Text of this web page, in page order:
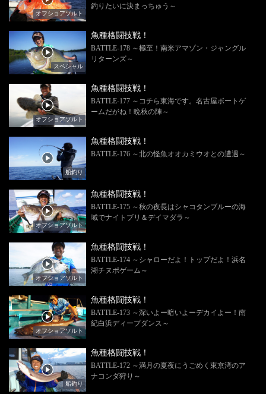
オフショアソルト
釣りたいに決まっちゅう～
スペシャル
魚種格闘技戦！
BATTLE-178 ～極至！南米アマゾン・ジャングル
リターンズ～
オフショアソルト
魚種格闘技戦！
BATTLE-177 ～コチら東海です。名古屋ボートゲ
ームだがね！晩秋の陣～
船釣り
魚種格闘技戦！
BATTLE-176 ～北の怪魚オオカミウオとの遭遇～
オフショアソルト
魚種格闘技戦！
BATTLE-175 ～秋の夜長はシャコタンブルーの海
域でナイトブリ＆デイマダラ～
オフショアソルト
魚種格闘技戦！
BATTLE-174 ～シャローだよ！トップだよ！浜名
湖チヌポゲーム～
オフショアソルト
魚種格闘技戦！
BATTLE-173 ～深いよー暗いよーデカイよー！南
紀白浜ディープダンス～
船釣り
魚種格闘技戦！
BATTLE-172 ～満月の夏夜にうごめく東京湾のア
ナコンダ狩り～